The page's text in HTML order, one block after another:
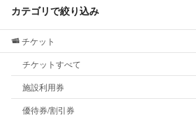
カテゴリで絞り込み
チケット
チケットすべて
施設利用券
優待券/割引券